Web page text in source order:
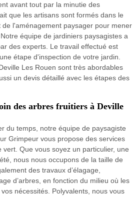
avant tout par la minutie des
que les artisans sont formés dans le
l'aménagement paysager pour mener
équipe de jardiniers paysagistes a
des experts. Le travail effectué est
étape d'inspection de votre jardin.
Les Rouen sont très abordables
un devis détaillé avec les étapes des
des arbres fruitiers à Deville
du temps, notre équipe de paysagiste
Grimpeur vous propose des services
vert. Que vous soyez un particulier, une
nous nous occupons de la taille de
des travaux d’élagage,
d’arbres, en fonction du milieu où les
nécessités. Polyvalents, nous vous